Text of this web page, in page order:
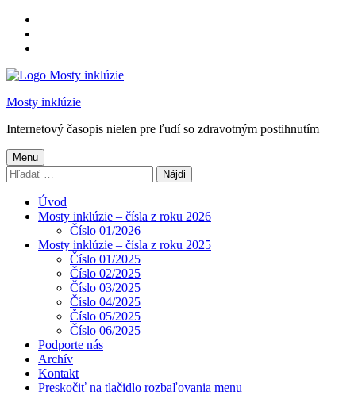
obsah
pätičku
Mosty inklúzie
Internetový časopis nielen pre ľudí so zdravotným postihnutím
Menu
Hľadať:
Úvod
Mosty inklúzie – čísla z roku 2026
Číslo 01/2026
Mosty inklúzie – čísla z roku 2025
Číslo 01/2025
Číslo 02/2025
Číslo 03/2025
Číslo 04/2025
Číslo 05/2025
Číslo 06/2025
Podporte nás
Archív
Kontakt
Preskočiť na tlačidlo rozbaľovania menu